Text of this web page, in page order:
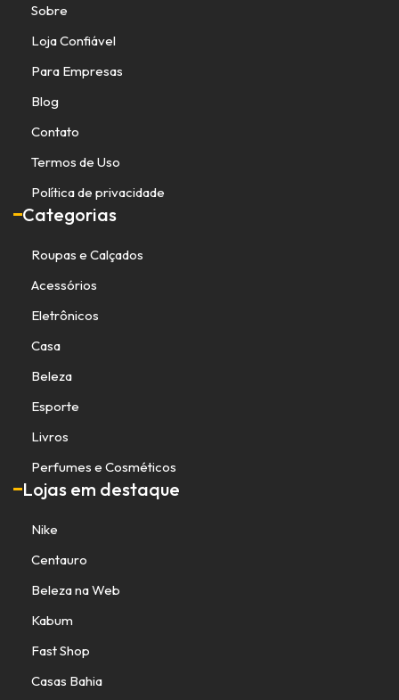
Sobre
Loja Confiável
Para Empresas
Blog
Contato
Termos de Uso
Política de privacidade
Categorias
Roupas e Calçados
Acessórios
Eletrônicos
Casa
Beleza
Esporte
Livros
Perfumes e Cosméticos
Lojas em destaque
Nike
Centauro
Beleza na Web
Kabum
Fast Shop
Casas Bahia